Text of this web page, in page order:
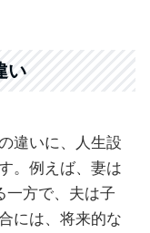
い
違いに、人生設
。例えば、妻は
一方で、夫は子
には、将来的な